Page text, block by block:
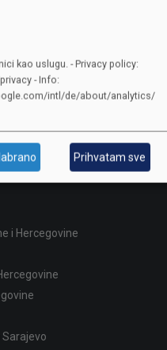
Čauševića 1
i Hercegovine
kao uslugu. - Privacy policy:
- Info:
intl/de/about/analytics/
Prihvatam sve